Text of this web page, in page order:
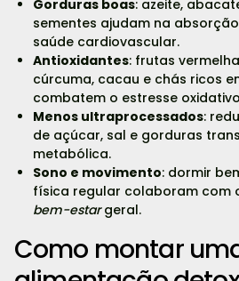
Gorduras boas: azeite,
sementes ajudam na
saúde cardiovascular.
Antioxidantes: frutas
cúrcuma, cacau e chás ricos
combatem o estresse
Menos ultraprocessados:
de açúcar, sal e gorduras
metabólica.
Sono e movimento: dormir
física regular colaboram com
bem-estargeral.
Como montar